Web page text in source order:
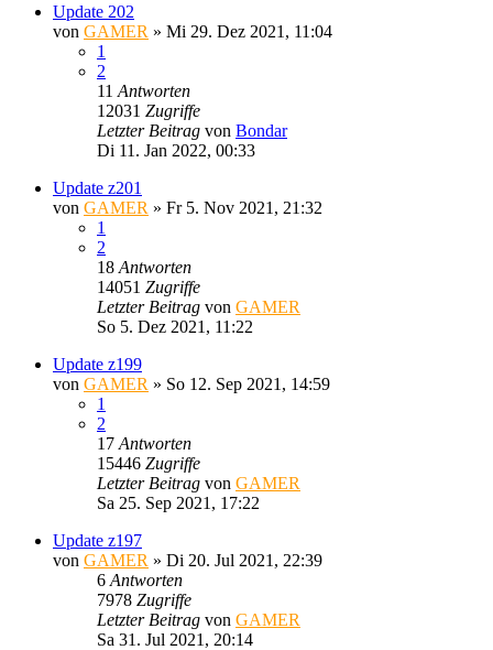
Update 202
von GAMER » Mi 29. Dez 2021, 11:04
1
2
11 Antworten
12031 Zugriffe
Letzter Beitrag von Bondar
Di 11. Jan 2022, 00:33
Update z201
von GAMER » Fr 5. Nov 2021, 21:32
1
2
18 Antworten
14051 Zugriffe
Letzter Beitrag von GAMER
So 5. Dez 2021, 11:22
Update z199
von GAMER » So 12. Sep 2021, 14:59
1
2
17 Antworten
15446 Zugriffe
Letzter Beitrag von GAMER
Sa 25. Sep 2021, 17:22
Update z197
von GAMER » Di 20. Jul 2021, 22:39
6 Antworten
7978 Zugriffe
Letzter Beitrag von GAMER
Sa 31. Jul 2021, 20:14